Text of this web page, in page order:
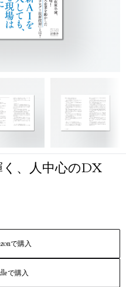
、人中心のDX
で購入
で購入